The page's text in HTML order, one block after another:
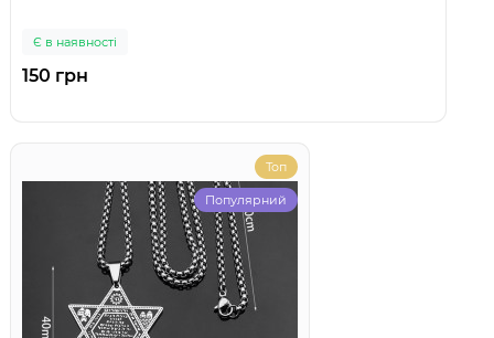
Є в наявності
150 грн
Топ
Популярний